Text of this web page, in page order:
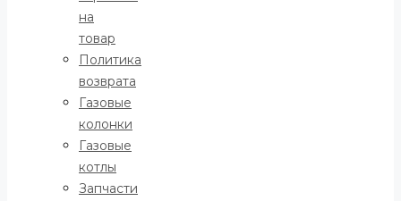
на
товар
Политика
возврата
Газовые
колонки
Газовые
котлы
Запчасти